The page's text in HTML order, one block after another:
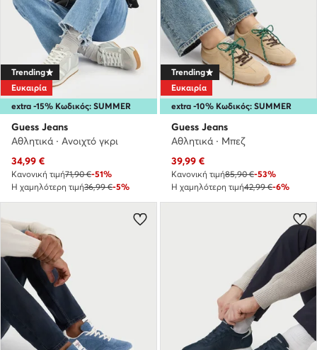
extra -15% Κωδικός: SUMMER
Trending
Ευκαιρία
Guess Jeans
Αθλητικά · Ανοιχτό γκρι
Τρέχουσα τιμή
34,99 €
Κανονική τιμή71,90 €-51%
Η χαμηλότερη τιμή36,99 €-5%
extra -10% Κωδικός: SUMMER
Trending
Ευκαιρία
Guess Jeans
Αθλητικά · Μπεζ
Τρέχουσα τιμή
39,99 €
Κανονική τιμή85,90 €-53%
Η χαμηλότερη τιμή42,99 €-6%